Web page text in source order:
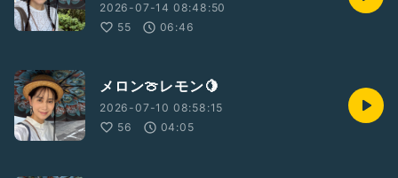
2026-07-14 08:48:50
55
06:46
メロン🍈レモン🍋
2026-07-10 08:58:15
56
04:05